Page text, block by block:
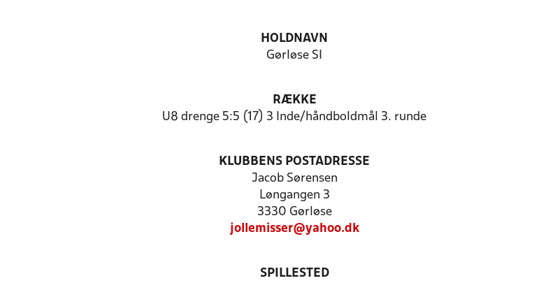
HOLDNAVN
Gørløse SI
RÆKKE
U8 drenge 5:5 (17) 3 Inde/håndboldmål 3. runde
KLUBBENS POSTADRESSE
Jacob Sørensen
Løngangen 3
3330 Gørløse
jollemisser@yahoo.dk
SPILLESTED